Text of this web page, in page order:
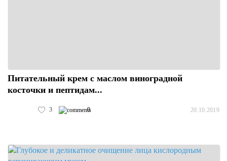
Питательный крем с маслом виноградной
косточки и пептидам...
3 0 20.10.2019